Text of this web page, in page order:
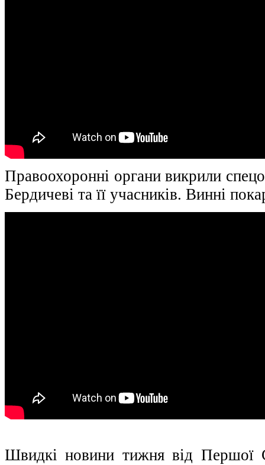
Правоохоронні органи викрили
Бердичеві та її учасників. Винні
Швидкі новини тижня від Першої